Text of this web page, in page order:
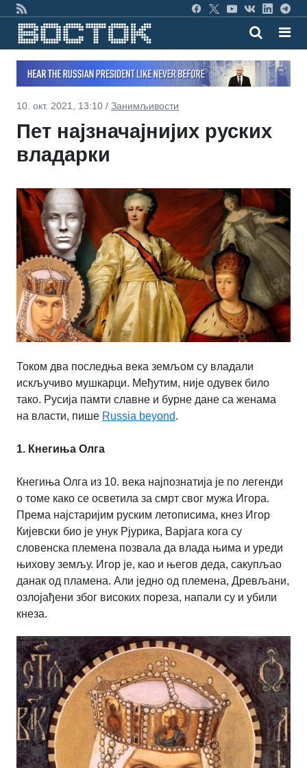
10. окт. 2021, 13:10 / Занимљивости
Пет најзначајнијих руских
владарки
Током два последња века земљом су владали
искључиво мушкарци. Међутим, није одувек било
тако. Русија памти славне и бурне дане са женама
на власти, пише Russia beyond.
1. Кнегиња Олга
Кнегиња Олга из 10. века најпознатија је по легенди
о томе како се осветила за смрт свог мужа Игора.
Према најстаријим руским летописима, кнез Игор
Кијевски био је унук Рјурика, Варјага кога су
словенска племена позвала да влада њима и уреди
њихову земљу. Игор је, као и његов деда, сакупљао
данак од пламена. Али једно од племена, Древљани,
озлојађени због високих пореза, напали су и убили
кнеза.